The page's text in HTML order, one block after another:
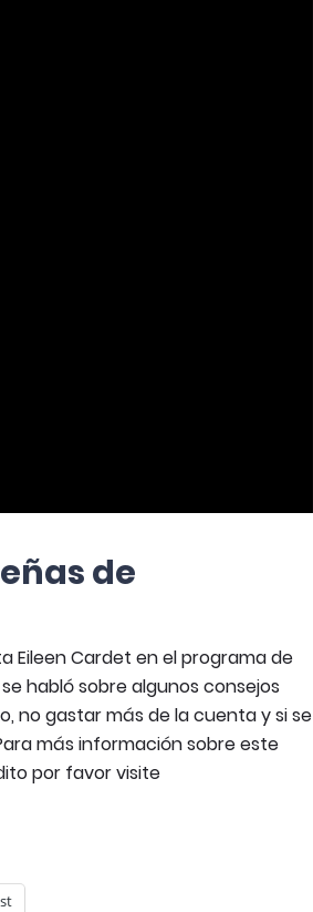
de
Eileen Cardet en el programa de
habló sobre algunos consejos
no gastar más de la cuenta y si se
más información sobre este
por favor visite